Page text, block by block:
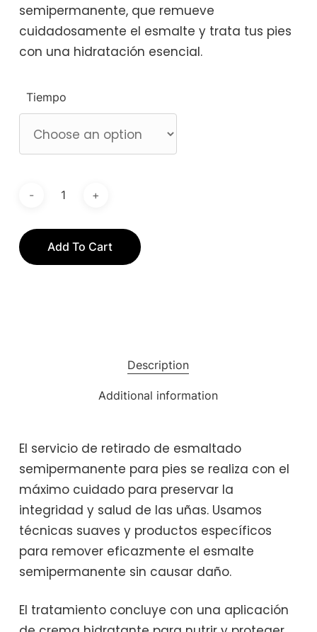
semipermanente, que remueve
cuidadosamente el esmalte y trata tus pies
con una hidratación esencial.
Tiempo
Add To Cart
Description
Additional information
El servicio de retirado de esmaltado
semipermanente para pies se realiza con el
máximo cuidado para preservar la
integridad y salud de las uñas. Usamos
técnicas suaves y productos específicos
para remover eficazmente el esmalte
semipermanente sin causar daño.
El tratamiento concluye con una aplicación